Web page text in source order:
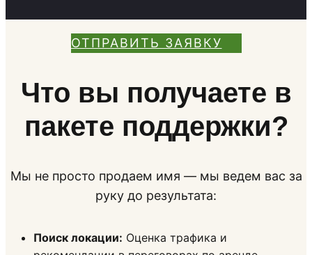
ОТПРАВИТЬ ЗАЯВКУ
Что вы получаете в
пакете поддержки?
Мы не просто продаем имя — мы ведем вас за
руку до результата:
Поиск локации: Оценка трафика и